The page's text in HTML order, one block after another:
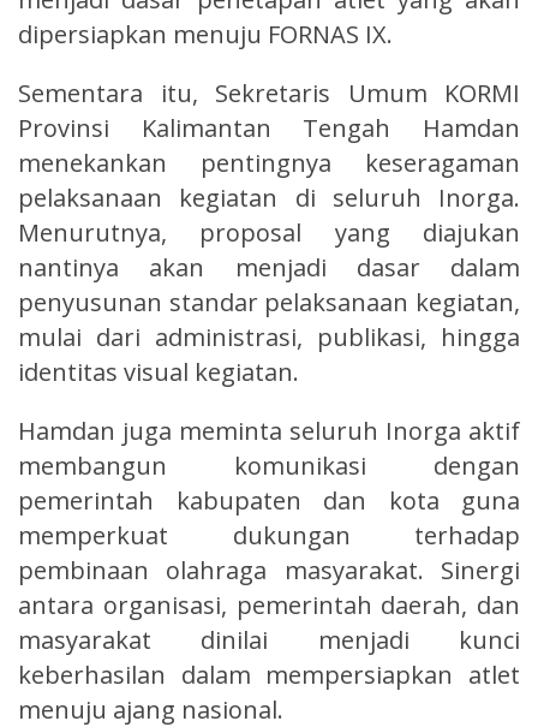
dipersiapkan menuju FORNAS IX.
Sementara itu, Sekretaris Umum KORMI
Provinsi Kalimantan Tengah Hamdan
menekankan pentingnya keseragaman
pelaksanaan kegiatan di seluruh Inorga.
Menurutnya, proposal yang diajukan
nantinya akan menjadi dasar dalam
penyusunan standar pelaksanaan kegiatan,
mulai dari administrasi, publikasi, hingga
identitas visual kegiatan.
Hamdan juga meminta seluruh Inorga aktif
membangun komunikasi dengan
pemerintah kabupaten dan kota guna
memperkuat dukungan terhadap
pembinaan olahraga masyarakat. Sinergi
antara organisasi, pemerintah daerah, dan
masyarakat dinilai menjadi kunci
keberhasilan dalam mempersiapkan atlet
menuju ajang nasional.